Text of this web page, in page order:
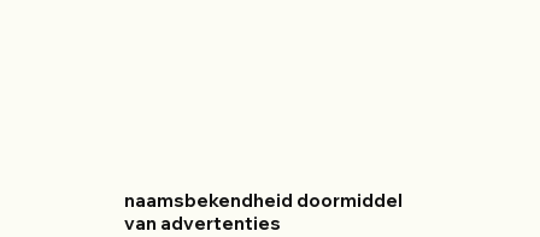
naamsbekendheid doormiddel
van advertenties